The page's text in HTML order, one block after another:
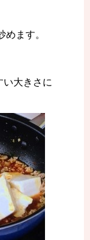
ます。
い大きさに